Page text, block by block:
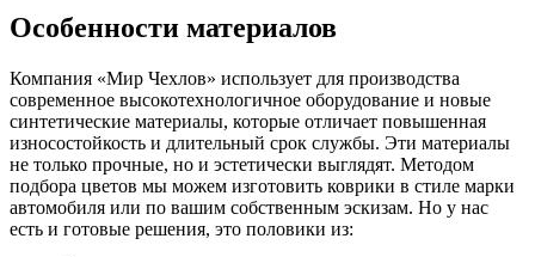
Особенности материалов
Компания «Мир Чехлов» использует для производства
современное высокотехнологичное оборудование и новые
синтетические материалы, которые отличает повышенная
износостойкость и длительный срок службы. Эти материалы
не только прочные, но и эстетически выглядят. Методом
подбора цветов мы можем изготовить коврики в стиле марки
автомобиля или по вашим собственным эскизам. Но у нас
есть и готовые решения, это половики из: